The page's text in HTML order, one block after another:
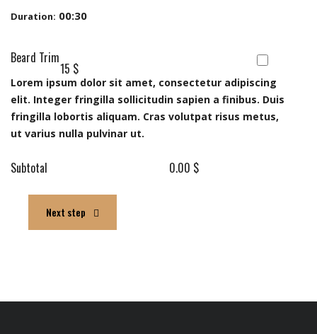
Duration: 00:30
Beard Trim
15 $
Lorem ipsum dolor sit amet, consectetur adipiscing
elit. Integer fringilla sollicitudin sapien a finibus. Duis
fringilla lobortis aliquam. Cras volutpat risus metus,
ut varius nulla pulvinar ut.
Subtotal 0.00 $
Next step